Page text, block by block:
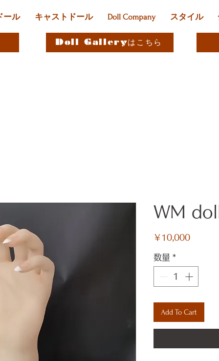
ール キャストドール Doll Company スタイル
Doll Galleryはこちら
WM
￥10,000価
数量 *
Add To Cart